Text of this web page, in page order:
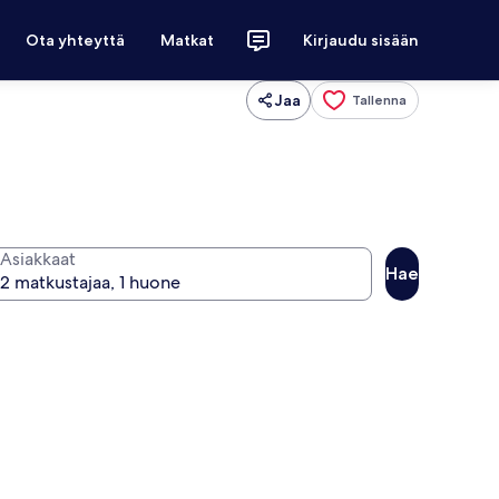
Ota yhteyttä Matkat Kirjaudu sisään
Jaa Tallenna
Asiakkaat
Hae